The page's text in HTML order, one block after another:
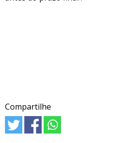
Compartilhe